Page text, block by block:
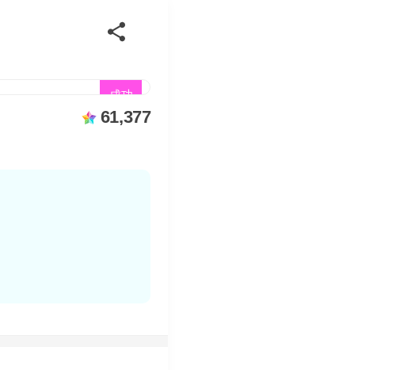
成功
61,377